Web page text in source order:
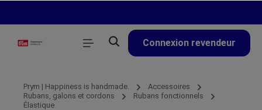
Connexion revendeur
Prym | Happiness is handmade.
Accessoires
Rubans, galons et cordons
Rubans fonctionnels
Élastique